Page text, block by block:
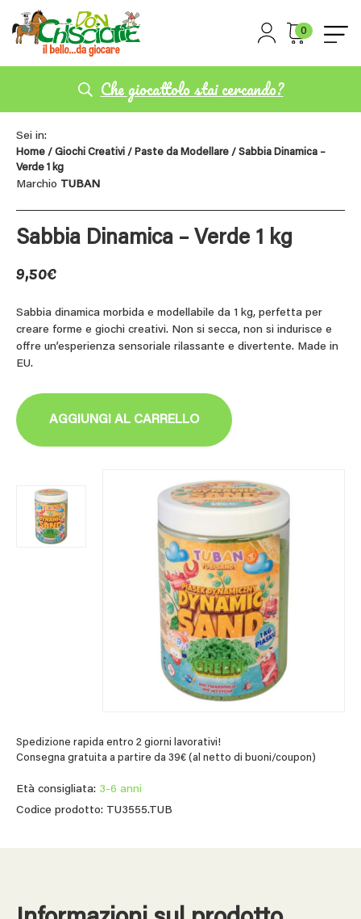
0
Che giocattolo stai cercando?
Sei in:
Home / Giochi Creativi / Paste da Modellare / Sabbia Dinamica –
Verde 1 kg
Marchio TUBAN
Sabbia Dinamica – Verde 1 kg
9,50€
Sabbia dinamica morbida e modellabile da 1 kg, perfetta per
creare forme e giochi creativi. Non si secca, non si indurisce e
offre un’esperienza sensoriale rilassante e divertente. Made in
EU.
AGGIUNGI AL CARRELLO
Spedizione rapida entro 2 giorni lavorativi!
Consegna gratuita a partire da 39€ (al netto di buoni/coupon)
Età consigliata: 3-6 anni
Codice prodotto: TU3555.TUB